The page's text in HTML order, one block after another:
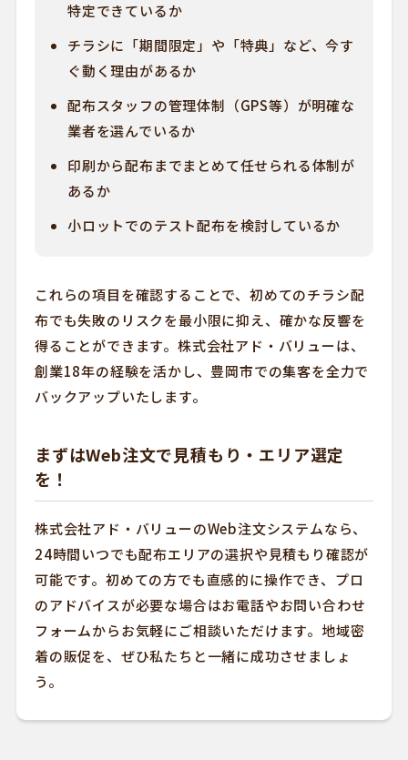
特定できているか
チラシに「期間限定」や「特典」など、今す
ぐ動く理由があるか
配布スタッフの管理体制（GPS等）が明確な
業者を選んでいるか
印刷から配布までまとめて任せられる体制が
あるか
小ロットでのテスト配布を検討しているか
これらの項目を確認することで、初めてのチラシ配
布でも失敗のリスクを最小限に抑え、確かな反響を
得ることができます。株式会社アド・バリューは、
創業18年の経験を活かし、豊岡市での集客を全力で
バックアップいたします。
まずはWeb注文で見積もり・エリア選定
を！
株式会社アド・バリューのWeb注文システムなら、
24時間いつでも配布エリアの選択や見積もり確認が
可能です。初めての方でも直感的に操作でき、プロ
のアドバイスが必要な場合はお電話やお問い合わせ
フォームからお気軽にご相談いただけます。地域密
着の販促を、ぜひ私たちと一緒に成功させましょ
う。